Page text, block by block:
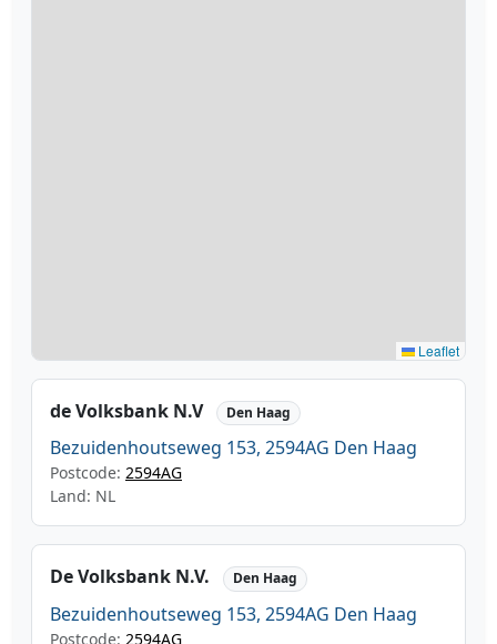
Leaflet
de Volksbank N.V Den Haag
Bezuidenhoutseweg 153, 2594AG Den Haag
Postcode: 2594AG
Land: NL
De Volksbank N.V. Den Haag
Bezuidenhoutseweg 153, 2594AG Den Haag
Postcode: 2594AG